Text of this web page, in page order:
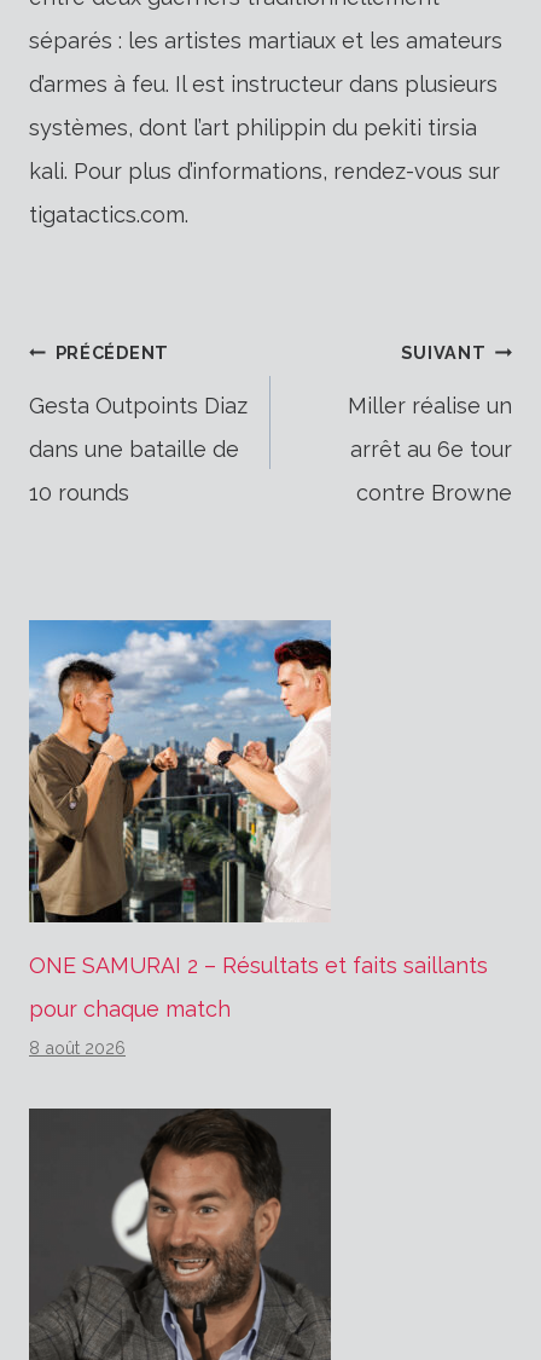
séparés : les artistes martiaux et les amateurs
d’armes à feu. Il est instructeur dans plusieurs
systèmes, dont l’art philippin du pekiti tirsia
kali. Pour plus d’informations, rendez-vous sur
tigatactics.com.
Navigation
de
l’article
PRÉCÉDENT
Gesta Outpoints Diaz
dans une bataille de
10 rounds
SUIVANT
Miller réalise un
arrêt au 6e tour
contre Browne
ONE SAMURAI 2 – Résultats et faits saillants
pour chaque match
8 août 2026